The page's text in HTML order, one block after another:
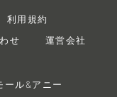
利用規約
せ 運営会社
ル&アニー